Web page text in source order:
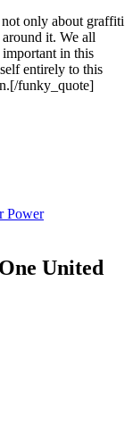
only about graffiti
it. We all
in this
entirely to this
funky_quote]
Power
United